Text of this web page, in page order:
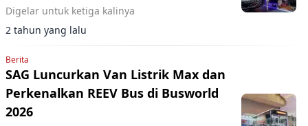
Digelar untuk ketiga kalinya
2 tahun yang lalu
Berita
SAG Luncurkan Van Listrik Max dan
Perkenalkan REEV Bus di Busworld
2026